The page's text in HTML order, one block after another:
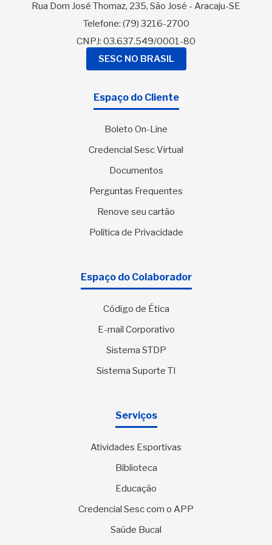
Rua Dom José Thomaz, 235, São José - Aracaju-SE
Telefone: (79) 3216-2700
CNPJ: 03.637.549/0001-80
SESC NO BRASIL
Espaço do Cliente
Boleto On-Line
Credencial Sesc Virtual
Documentos
Perguntas Frequentes
Renove seu cartão
Política de Privacidade
Espaço do Colaborador
Código de Ética
E-mail Corporativo
Sistema STDP
Sistema Suporte TI
Serviços
Atividades Esportivas
Biblioteca
Educação
Credencial Sesc com o APP
Saúde Bucal